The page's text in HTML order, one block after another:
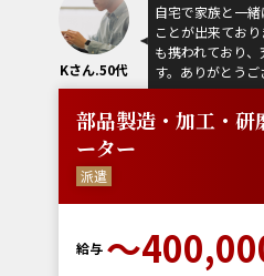
Kさん.50代
自宅で家族と一
ことが出来てお
も携われており
す。ありがとうご
部品製造・加工・研
ーター
派遣
給与 〜